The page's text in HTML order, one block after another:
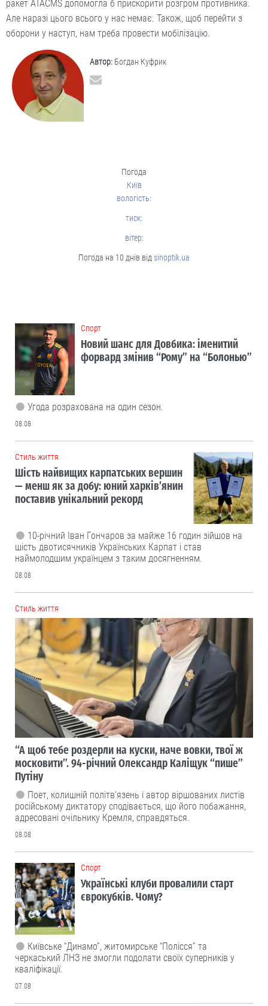
ракет ATACMS допомогла б прискорити розгром противника.
Але наразі цього всього у нас немає. Також, щоб перейти з
оборони у наступ, нам треба провести мобілізацію.
Автор: Богдан Куфрик
Погода
Київ
вологість:
тиск:
вітер:
Погода на 10 днів від sinoptik.ua
Cпорт
Новий шанс для Довбика: іменитий
форвард змінив “Рому” на “Болонью”
Угода розрахована на один сезон.
08.08
Cтиль життя
Шість найвищих карпатських вершин
— менш як за добу: юний харків’янин
поставив унікальний рекорд
10-річний Іван Гончаров за майже 16 годин зійшов на
шість двотисячників Українських Карпат і став
наймолодшим українцем з таким досягненням.
08.08
Cтиль життя
“А щоб тебе роздерли на куски, наче вовки, твої ж
московити”. 94-річний Олександр Каліщук “пише”
Путіну
Поет, колишній політв'язень і автор віршованих листів
російському диктатору сподівається, що його побажання,
адресовані очільнику Кремля, справдяться.
08.08
Cпорт
Українські клуби провалили старт
єврокубків. Чому?
Київське “Динамо”, житомирське “Полісся” та
черкаський ЛНЗ не змогли подолати своїх суперників у
кваліфікації.
07.08